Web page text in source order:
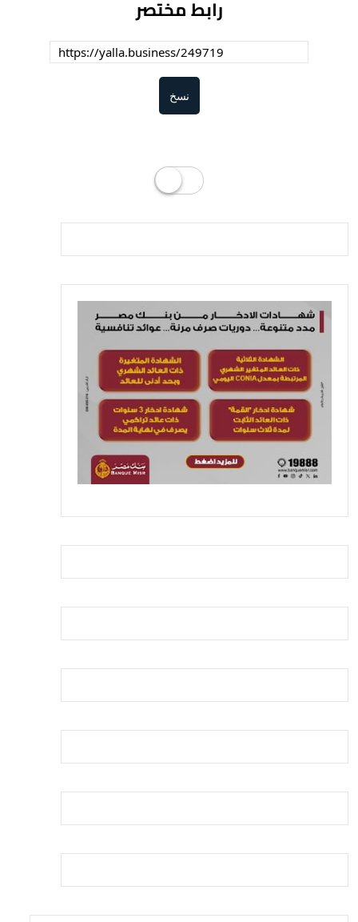
رابط مختصر
نسخ